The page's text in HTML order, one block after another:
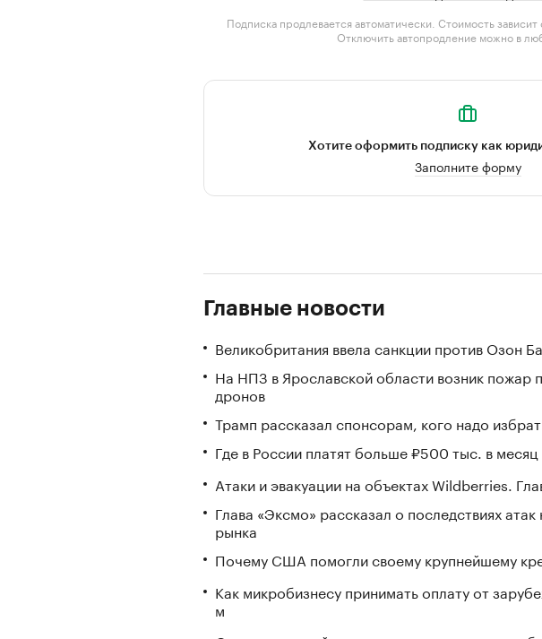
Подписка продлевается автоматически. Стоимость зависит
Отключить автопродление можно в
Хотите оформить подписку как
Заполните форму
Главные новости
Великобритания ввела санкции против Озон
На НПЗ в Ярославской области возник пожар
дронов
Трамп рассказал спонсорам, кого надо
Где в России платят больше ₽500 тыс. в месяц
Атаки и эвакуации на объектах Wildberries.
Глава «Эксмо» рассказал о последствиях
рынка
Почему США помогли своему крупнейшему
Как микробизнесу принимать оплату от
м